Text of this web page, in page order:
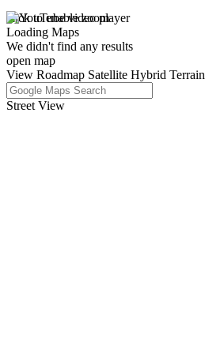
click to enable zoom
Loading Maps
We didn't find any results
open map
View Roadmap Satellite Hybrid Terrain
Street View